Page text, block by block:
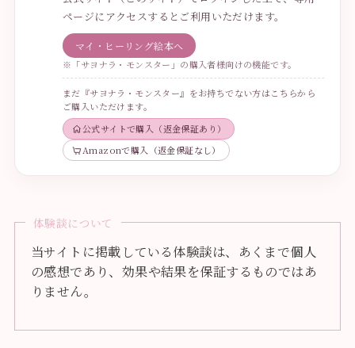
ページにアクセスするとご利用いただけます。
マイ・ヒーリング絵本へ
※「サヨナラ・モンスター」の購入者様向けの機能です。
まだ『サヨナラ・モンスター』をお持ちでない方はこちらから
ご購入いただけます。
公式サイトで購入（返金保証あり）
Amazonで購入（返金保証なし）
体験談について
当サイトに掲載している体験談は、あくまで個人
の感想であり、効果や結果を保証するものではあ
りません。